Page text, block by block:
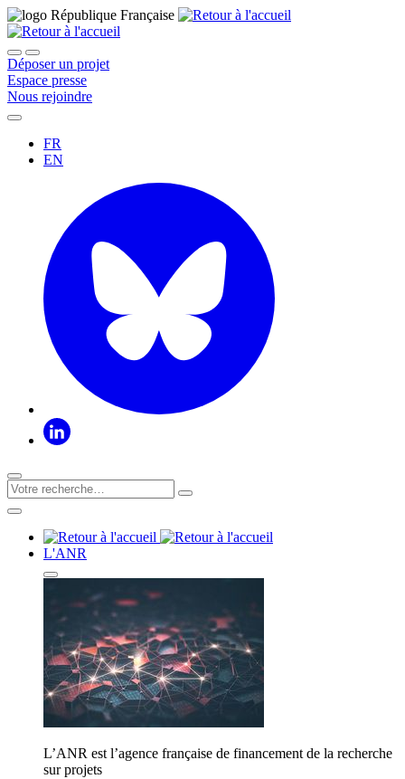
Déposer un projet
Espace presse
Nous rejoindre
FR
EN
L'ANR
L’ANR est l’agence française de financement de la recherche
sur projets